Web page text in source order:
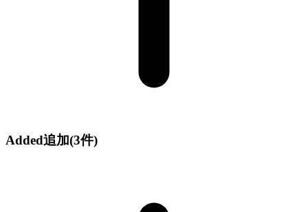
Added追加(3件)